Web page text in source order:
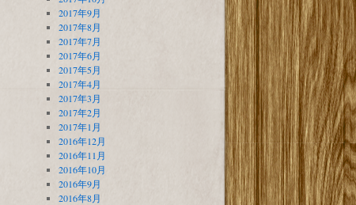
2017年9月
2017年8月
2017年7月
2017年6月
2017年5月
2017年4月
2017年3月
2017年2月
2017年1月
2016年12月
2016年11月
2016年10月
2016年9月
2016年8月